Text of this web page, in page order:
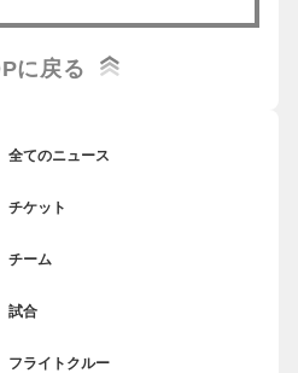
に戻る
全てのニュース
チケット
チーム
試合
フライトクルー